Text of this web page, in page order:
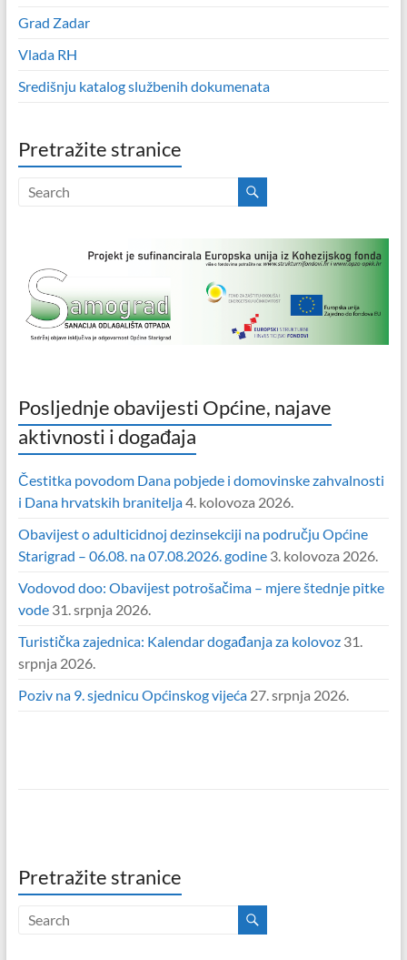
Grad Zadar
Vlada RH
Središnju katalog službenih dokumenata
Pretražite stranice
Posljednje obavijesti Općine, najave
aktivnosti i događaja
Čestitka povodom Dana pobjede i domovinske zahvalnosti
i Dana hrvatskih branitelja4. kolovoza 2026.
Obavijest o adulticidnoj dezinsekciji na području Općine
Starigrad – 06.08. na 07.08.2026. godine 3. kolovoza 2026.
Vodovod doo: Obavijest potrošačima – mjere štednje pitke
vode 31. srpnja 2026.
Turistička zajednica: Kalendar događanja za kolovoz 31.
srpnja 2026.
Poziv na 9. sjednicu Općinskog vijeća 27. srpnja 2026.
Pretražite stranice